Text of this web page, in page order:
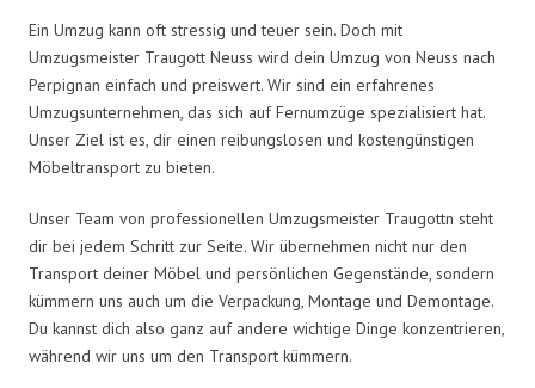
Ein Umzug kann oft stressig und teuer sein. Doch mit
Umzugsmeister Traugott Neuss wird dein Umzug von Neuss nach
Perpignan einfach und preiswert. Wir sind ein erfahrenes
Umzugsunternehmen, das sich auf Fernumzüge spezialisiert hat.
Unser Ziel ist es, dir einen reibungslosen und kostengünstigen
Möbeltransport zu bieten.
Unser Team von professionellen Umzugsmeister Traugottn steht
dir bei jedem Schritt zur Seite. Wir übernehmen nicht nur den
Transport deiner Möbel und persönlichen Gegenstände, sondern
kümmern uns auch um die Verpackung, Montage und Demontage.
Du kannst dich also ganz auf andere wichtige Dinge konzentrieren,
während wir uns um den Transport kümmern.